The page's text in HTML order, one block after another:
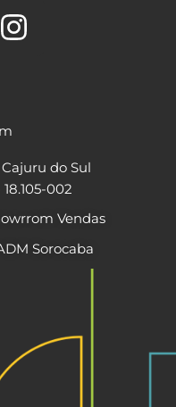
t
a
g
r
do Sul
002
Vendas
Sorocaba